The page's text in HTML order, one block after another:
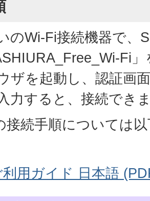
のWi-Fi接続機器で、
Fi
ザを起動し、認証画
力すると、接続でき
接続手順については
用ガイド 日本語